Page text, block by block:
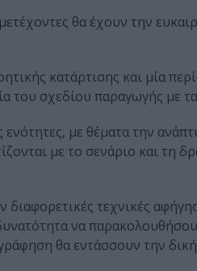
θα έχουν την
κατάρτισης και μία
του σχεδίου παραγωγής με
με θέματα την
με το σενάριο και τη
τεχνικές
να
θα εντάσσουν την δική